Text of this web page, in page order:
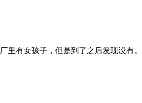
里有女孩子，但是到了之后发现没有。